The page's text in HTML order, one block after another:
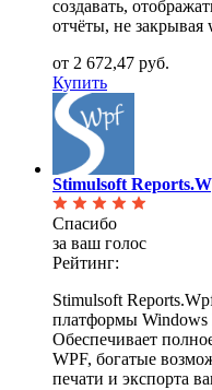
создавать,
отчёты, не закрывая
от 2 672,47 руб.
Купить
Stimulsoft
Спасибо
за ваш голос
Рейтинг:
Stimulsoft
платформы Windows
Обеспечивает
WPF, богатые
печати и экспорта